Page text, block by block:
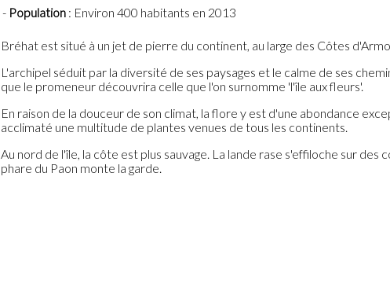
Population: Environ 400 habitants en 2013
Bréhat est situé à un jet de pierre du continent, au large des Côtes
L'archipel séduit par la diversité de ses paysages et le calme de ses
que le promeneur découvrira celle que l'on surnomme 'l'île aux fleurs'.
En raison de la douceur de son climat, la flore y est d'une abondance
acclimaté une multitude de plantes venues de tous les continents.
Au nord de l'île, la côte est plus sauvage. La lande rase s'effiloche sur
phare du Paon monte la garde.